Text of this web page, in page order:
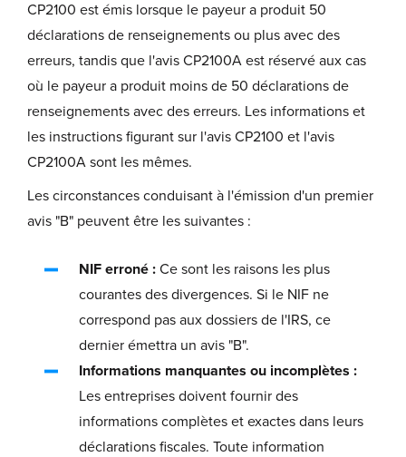
CP2100 est émis lorsque le payeur a produit 50
déclarations de renseignements ou plus avec des
erreurs, tandis que l'avis CP2100A est réservé aux cas
où le payeur a produit moins de 50 déclarations de
renseignements avec des erreurs. Les informations et
les instructions figurant sur l'avis CP2100 et l'avis
CP2100A sont les mêmes.
Les circonstances conduisant à l'émission d'un premier
avis "B" peuvent être les suivantes :
NIF erroné : Ce sont les raisons les plus
courantes des divergences. Si le NIF ne
correspond pas aux dossiers de l'IRS, ce
dernier émettra un avis "B".
Informations manquantes ou incomplètes :
Les entreprises doivent fournir des
informations complètes et exactes dans leurs
déclarations fiscales. Toute information